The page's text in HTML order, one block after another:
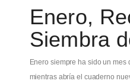
Enero,
Siembra
Enero siempre ha sido un mes
mientras abría el cuaderno